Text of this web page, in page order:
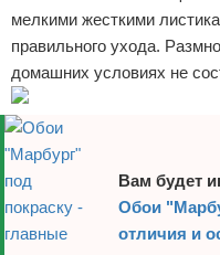
мелкими жесткими
правильного ухода.
домашних условиях не
Вам будет
Обои
отличия и